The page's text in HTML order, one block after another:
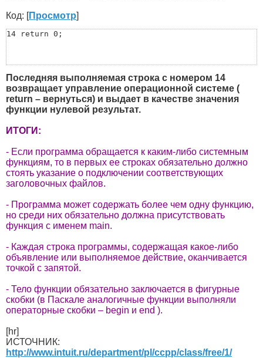
Код: [Просмотр]
14 return 0;
Последняя выполняемая строка с номером 14
возвращает управление операционной системе (
return – вернуться) и выдает в качестве значения
функции нулевой результат.
ИТОГИ:
- Если программа обращается к каким-либо системным
функциям, то в первых ее строках обязательно должно
стоять указание о подключении соответствующих
заголовочных файлов.
- Программа может содержать более чем одну функцию,
но среди них обязательно должна присутствовать
функция с именем main.
- Каждая строка программы, содержащая какое-либо
объявление или выполняемое действие, оканчивается
точкой с запятой.
- Тело функции обязательно заключается в фигурные
скобки (в Паскале аналогичные функции выполняли
операторные скобки – begin и end ).
[hr]
ИСТОЧНИК:
http://www.intuit.ru/department/pl/ccpp/class/free/1/